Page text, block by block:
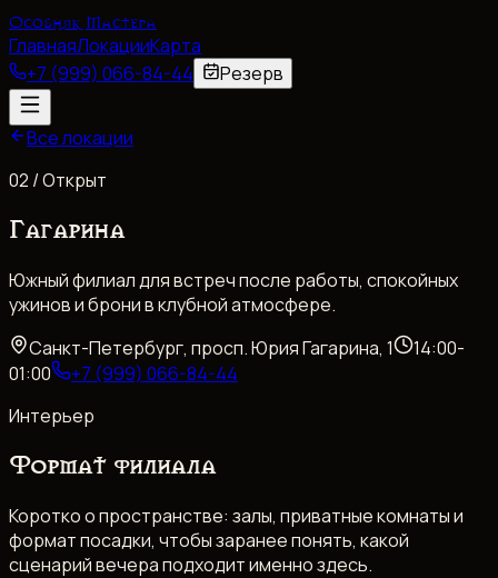
Особняк Мастера
ГлавнаяЛокацииКарта
+7 (999) 066-84-44
Резерв
Все локации
02 /Открыт
Гагарина
Южный филиал для встреч после работы, спокойных
ужинов и брони в клубной атмосфере.
Санкт-Петербург, просп. Юрия Гагарина, 1
14:00-
01:00
+7 (999) 066-84-44
Интерьер
Формат филиала
Коротко о пространстве: залы, приватные комнаты и
формат посадки, чтобы заранее понять, какой
сценарий вечера подходит именно здесь.